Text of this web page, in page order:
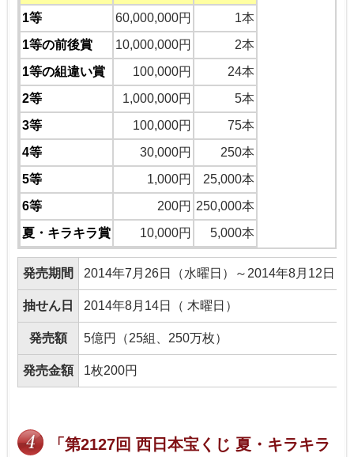
1等
60,000,000円
1本
1等の前後賞
10,000,000円
2本
1等の組違い賞
100,000円
24本
2等
1,000,000円
5本
3等
100,000円
75本
4等
30,000円
250本
5等
1,000円
25,000本
6等
200円 250,000本
夏・キラキラ賞
10,000円 5,000本
発売期間 2014年7月26日（水曜日）～2014年8月12日（
抽せん日 2014年8月14日（ 木曜日）
発売額 5億円（25組、250万枚）
発売金額 1枚200円
「第2127回 西日本宝くじ 夏・キラキラ